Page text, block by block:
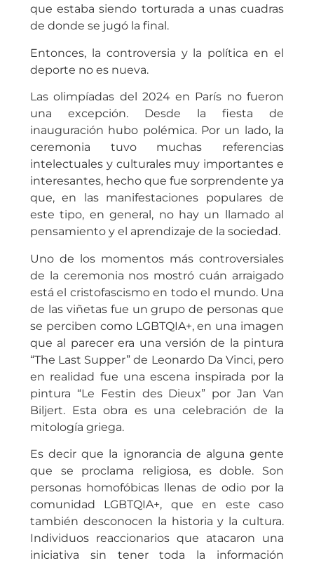
que estaba siendo torturada a unas cuadras
de donde se jugó la final.
Entonces, la controversia y la política en el
deporte no es nueva.
Las olimpíadas del 2024 en París no fueron
una excepción. Desde la fiesta de
inauguración hubo polémica. Por un lado, la
ceremonia tuvo muchas referencias
intelectuales y culturales muy importantes e
interesantes, hecho que fue sorprendente ya
que, en las manifestaciones populares de
este tipo, en general, no hay un llamado al
pensamiento y el aprendizaje de la sociedad.
Uno de los momentos más controversiales
de la ceremonia nos mostró cuán arraigado
está el cristofascismo en todo el mundo. Una
de las viñetas fue un grupo de personas que
se perciben como LGBTQIA+, en una imagen
que al parecer era una versión de la pintura
“The Last Supper” de Leonardo Da Vinci, pero
en realidad fue una escena inspirada por la
pintura “Le Festin des Dieux” por Jan Van
Biljert. Esta obra es una celebración de la
mitología griega.
Es decir que la ignorancia de alguna gente
que se proclama religiosa, es doble. Son
personas homofóbicas llenas de odio por la
comunidad LGBTQIA+, que en este caso
también desconocen la historia y la cultura.
Individuos reaccionarios que atacaron una
iniciativa sin tener toda la información